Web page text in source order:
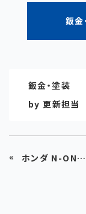
鈑金
鈑金・塗装
by更新担当
« ホンダ N-ONE リアドア凹み修理